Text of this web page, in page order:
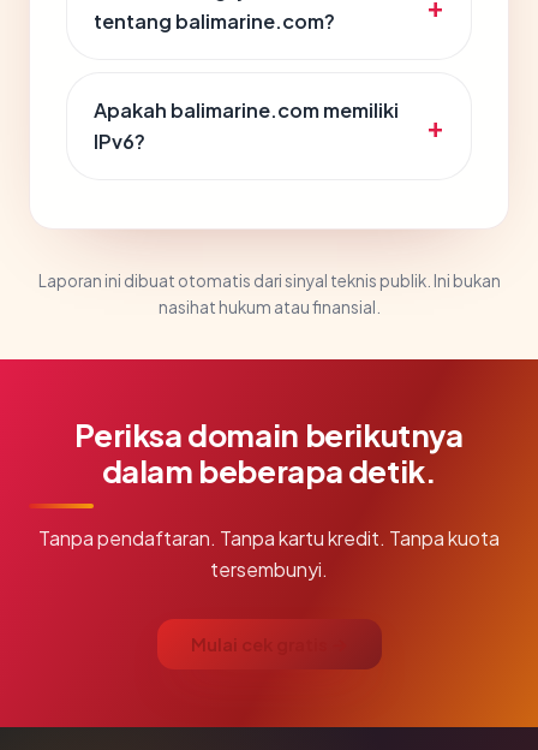
tentang balimarine.com?
Apakah balimarine.com memiliki
IPv6?
Laporan ini dibuat otomatis dari sinyal teknis publik. Ini bukan
nasihat hukum atau finansial.
Periksa domain berikutnya
dalam beberapa detik.
Tanpa pendaftaran. Tanpa kartu kredit. Tanpa kuota
tersembunyi.
Mulai cek gratis →